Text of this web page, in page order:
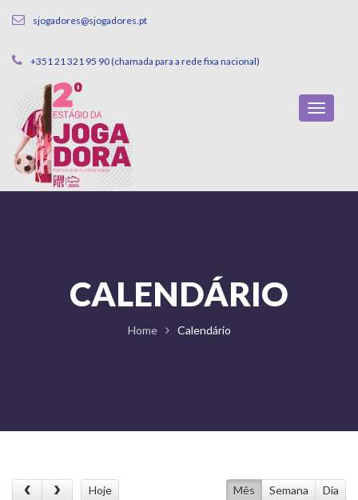
sjogadores@sjogadores.pt
+351 21 321 95 90 (chamada para a rede fixa nacional)
CALENDÁRIO
Home Calendário
Hoje Mês Semana Dia